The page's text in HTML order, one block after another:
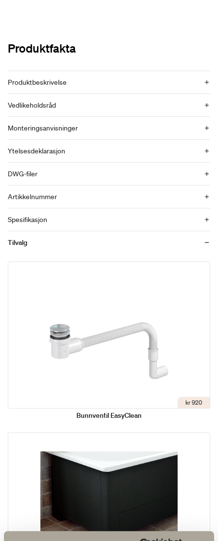
Produktfakta
Produktbeskrivelse
Vedlikeholdsråd
Monteringsanvisninger
Ytelsesdeklarasjon
DWG-filer
Artikkelnummer
Spesifikasjon
Tilvalg
kr 920
Bunnventil EasyClean